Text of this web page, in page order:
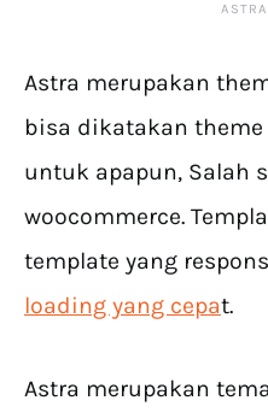
Astra merupakan
bisa dikatakan
untuk apapun, Salah
woocommerce.
template yang
loading yang cepat.
Astra merupakan